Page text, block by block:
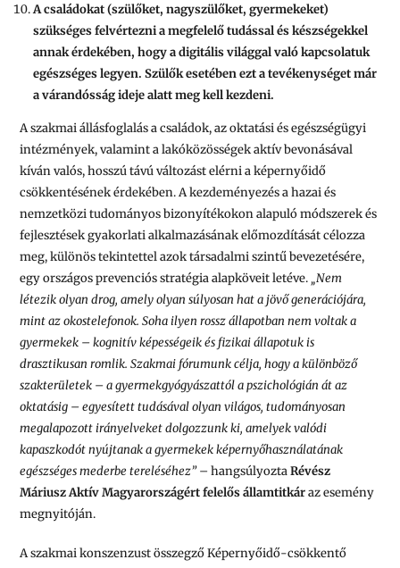
A családokat (szülőket, nagyszülőket, gyermekeket)
szükséges felvértezni a megfelelő tudással és készségekkel
annak érdekében, hogy a digitális világgal való kapcsolatuk
egészséges legyen. Szülők esetében ezt a tevékenységet már
a várandósság ideje alatt meg kell kezdeni.
A szakmai állásfoglalás a családok, az oktatási és egészségügyi
intézmények, valamint a lakóközösségek aktív bevonásával
kíván valós, hosszú távú változást elérni a képernyőidő
csökkentésének érdekében. A kezdeményezés a hazai és
nemzetközi tudományos bizonyítékokon alapuló módszerek és
fejlesztések gyakorlati alkalmazásának előmozdítását célozza
meg, különös tekintettel azok társadalmi szintű bevezetésére,
egy országos prevenciós stratégia alapköveit letéve. „Nem
létezik olyan drog, amely olyan súlyosan hat a jövő generációjára,
mint az okostelefonok. Soha ilyen rossz állapotban nem voltak a
gyermekek – kognitív képességeik és fizikai állapotuk is
drasztikusan romlik. Szakmai fórumunk célja, hogy a különböző
szakterületek – a gyermekgyógyászattól a pszichológián át az
oktatásig – egyesített tudásával olyan világos, tudományosan
megalapozott irányelveket dolgozzunk ki, amelyek valódi
kapaszkodót nyújtanak a gyermekek képernyőhasználatának
egészséges mederbe tereléséhez”– hangsúlyoztaRévész
Máriusz Aktív Magyarországért felelős államtitkáraz esemény
megnyitóján.
A szakmai konszenzust összegző Képernyőidő-csökkentő